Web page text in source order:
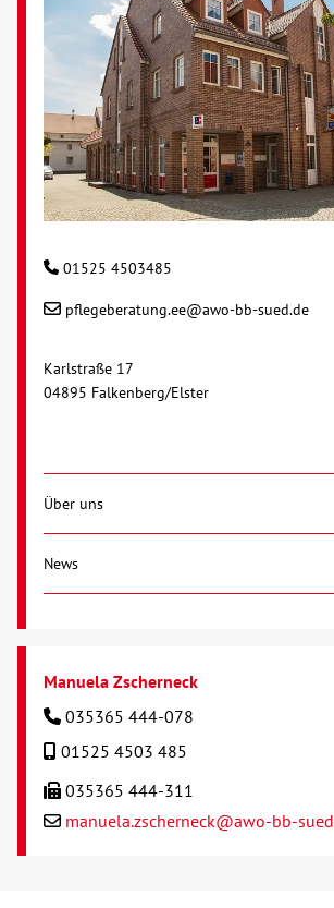
01525 4503485
pflegeberatung.ee@awo-bb-sued.de
Karlstraße 17
04895 Falkenberg/Elster
Über uns
News
Manuela Zscherneck
035365 444-078
01525 4503 485
035365 444-311
manuela.zscherneck@awo-bb-